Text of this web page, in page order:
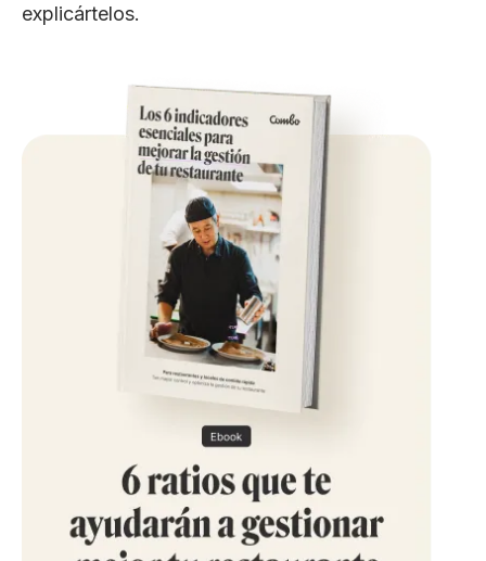
explicártelos.